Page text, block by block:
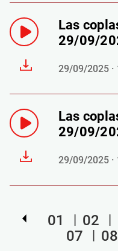
Las
29/09/
29/09/2025 ·
Las
29/09/
29/09/2025 ·
01 02
07
08